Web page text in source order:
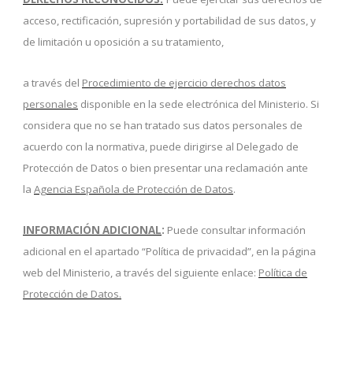
acceso, rectificación, supresión y portabilidad de sus datos, y
de limitación u oposición a su tratamiento,
a través del Procedimiento de ejercicio derechos datos
personales disponible en la sede electrónica del Ministerio. Si
considera que no se han tratado sus datos personales de
acuerdo con la normativa, puede dirigirse al Delegado de
Protección de Datos o bien presentar una reclamación ante
la Agencia Española de Protección de Datos.
INFORMACIÓN ADICIONAL: Puede consultar información
adicional en el apartado “Política de privacidad”, en la página
web del Ministerio, a través del siguiente enlace: Política de
Protección de Datos.